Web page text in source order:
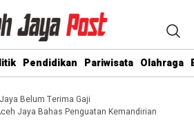
Pendidikan Pariwisata Olahraga
Belum Terima Gaji
Jaya Bahas Penguatan Kemandirian